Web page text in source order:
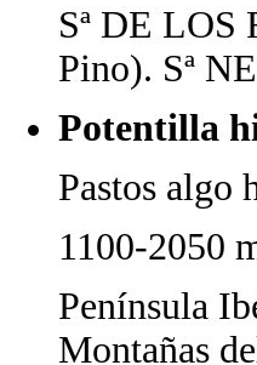
Sª DE
Pino). Sª
Potentilla
Pastos algo
1100-2050
Península
Montañas